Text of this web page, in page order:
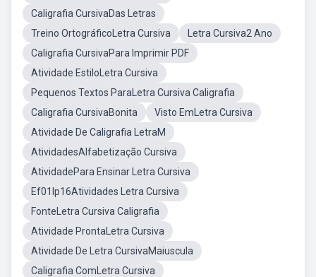
Caligrafia CursivaDas Letras
Treino OrtográficoLetra Cursiva
Letra Cursiva2 Ano
Caligrafia CursivaPara Imprimir PDF
Atividade EstiloLetra Cursiva
Pequenos Textos ParaLetra Cursiva Caligrafia
Caligrafia CursivaBonita
Visto EmLetra Cursiva
Atividade De Caligrafia LetraM
AtividadesAlfabetização Cursiva
AtividadePara Ensinar Letra Cursiva
Ef01lp16Atividades Letra Cursiva
FonteLetra Cursiva Caligrafia
Atividade ProntaLetra Cursiva
Atividade De Letra CursivaMaiuscula
Caligrafia ComLetra Cursiva